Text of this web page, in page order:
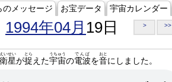
のメッセージ お宝データ 宇宙カレンダー
1994年04月 19日 > >>
衛星
えいせい
が捉
とら
えた宇宙
うちゅう
の電波
でんぱ
を音
おと
にしました。